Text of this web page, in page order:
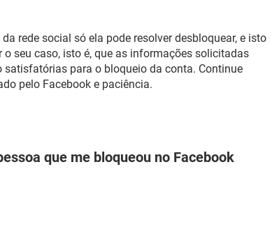
rede social só ela pode resolver desbloquear, e isto
seu caso, isto é, que as informações solicitadas
satisfatórias para o bloqueio da conta. Continue
pelo Facebook e paciência.
que me bloqueou no Facebook